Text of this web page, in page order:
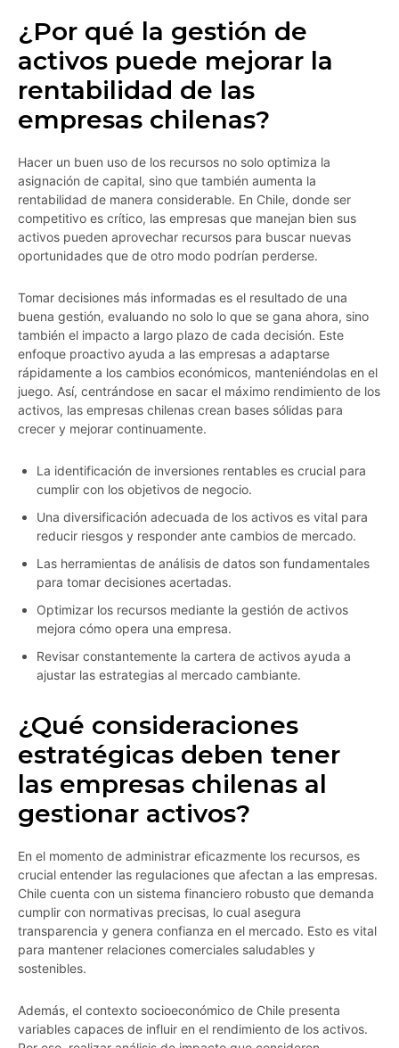
¿Por qué la gestión de
activos puede mejorar la
rentabilidad de las
empresas chilenas?
Hacer un buen uso de los recursos no solo optimiza la
asignación de capital, sino que también aumenta la
rentabilidad de manera considerable. En Chile, donde ser
competitivo es crítico, las empresas que manejan bien sus
activos pueden aprovechar recursos para buscar nuevas
oportunidades que de otro modo podrían perderse.
Tomar decisiones más informadas es el resultado de una
buena gestión, evaluando no solo lo que se gana ahora, sino
también el impacto a largo plazo de cada decisión. Este
enfoque proactivo ayuda a las empresas a adaptarse
rápidamente a los cambios económicos, manteniéndolas en el
juego. Así, centrándose en sacar el máximo rendimiento de los
activos, las empresas chilenas crean bases sólidas para
crecer y mejorar continuamente.
La identificación de inversiones rentables es crucial para
cumplir con los objetivos de negocio.
Una diversificación adecuada de los activos es vital para
reducir riesgos y responder ante cambios de mercado.
Las herramientas de análisis de datos son fundamentales
para tomar decisiones acertadas.
Optimizar los recursos mediante la gestión de activos
mejora cómo opera una empresa.
Revisar constantemente la cartera de activos ayuda a
ajustar las estrategias al mercado cambiante.
¿Qué consideraciones
estratégicas deben tener
las empresas chilenas al
gestionar activos?
En el momento de administrar eficazmente los recursos, es
crucial entender las regulaciones que afectan a las empresas.
Chile cuenta con un sistema financiero robusto que demanda
cumplir con normativas precisas, lo cual asegura
transparencia y genera confianza en el mercado. Esto es vital
para mantener relaciones comerciales saludables y
sostenibles.
Además, el contexto socioeconómico de Chile presenta
variables capaces de influir en el rendimiento de los activos.